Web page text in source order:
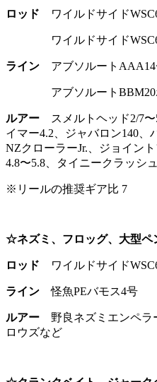
ロッド ワイルドサイド
ワイルドサイド
ライン アブソルートAAA14
アブソルートBBM20
ルアー スメルトヘッド2/7〜
イマー4.2、ジャバロン140、
NZクローラーJr.、ジョイン
4.8〜5.8、タイニークラッシ
※リールの推奨ギア比 7
☆ネズミ、フロッグ、大型ペ
ロッド ワイルドサイド
ライン怪魚PEバモス4号
ルアー 野良ネズミエンペラ
ロウズなど